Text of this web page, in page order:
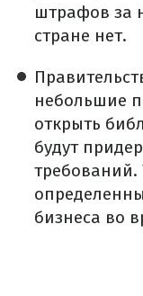
штрафов за
стране нет.
небольшие
открыть
будут
требований.
бизнеса во